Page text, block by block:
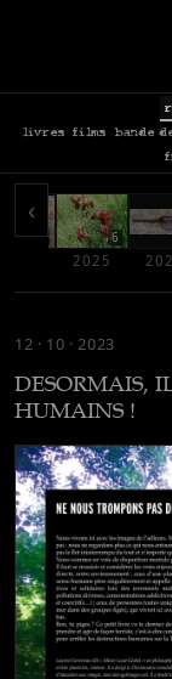
livres
films bande
‹
2 6
2025
12 · 10 · 2023
DESORMAIS,
HUMAINS !